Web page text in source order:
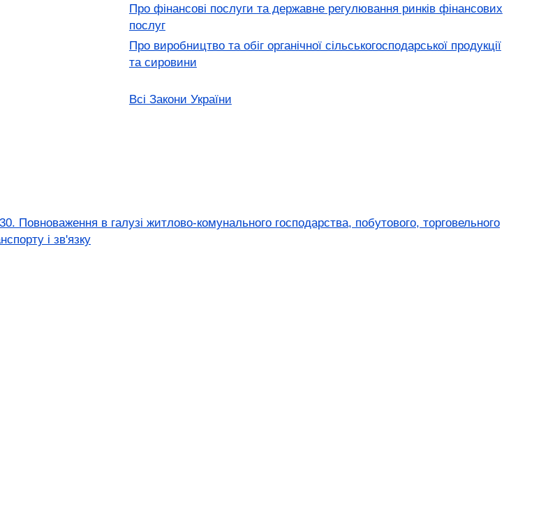
Про фінансові послуги та державне регулювання ринків фінансових
послуг
Про виробництво та обіг органічної сільськогосподарської продукції
та сировини
Всі Закони України
Повноваження в галузі житлово-комунального господарства, побутового, торговельного
і зв'язку